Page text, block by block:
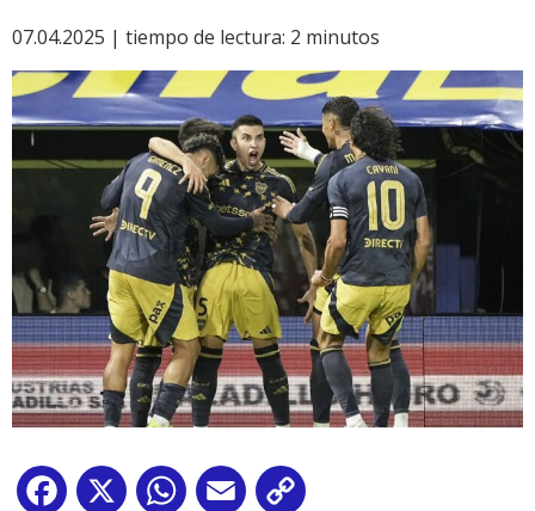
07.04.2025 | tiempo de lectura: 2 minutos
Facebook
X WhatsApp
Email